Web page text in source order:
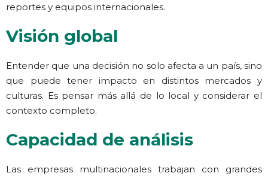
reportes y equipos internacionales.
Visión global
Entender que una decisión no solo afecta a un país, sino
que puede tener impacto en distintos mercados y
culturas. Es pensar más allá de lo local y considerar el
contexto completo.
Capacidad de análisis
Las empresas multinacionales trabajan con grandes